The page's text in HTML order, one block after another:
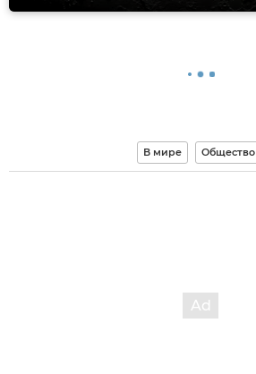
В мире Общество